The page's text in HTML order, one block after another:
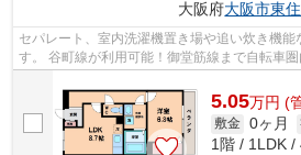
大阪府大阪市東
セパレート、室内洗濯機置き場や追い炊き機能
す。 谷町線が利用可能！御堂筋線まで自転車圏内になっております。
5.05万円 (
敷金 0ヶ月
1階 / 1LDK /